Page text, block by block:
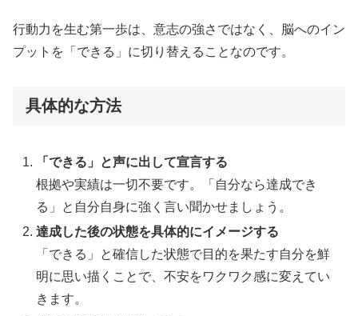
行動力を生む第一歩は、意志の強さではなく、脳へのイン
プットを「できる」に切り替えることなのです。
具体的な方法
「できる」と声に出して宣言する
根拠や実績は一切不要です。「自分なら達成でき
る」と自分自身に強く言い聞かせましょう。
達成した後の状態を具体的にイメージする
「できる」と確信した状態で目的を果たす自分を鮮
明に思い描くことで、不安をワクワク感に変えてい
きます。